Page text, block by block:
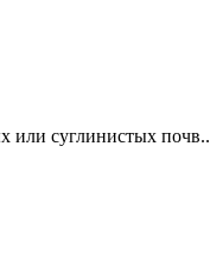
или суглинистых